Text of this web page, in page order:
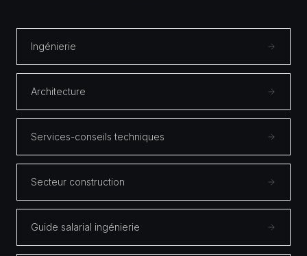
Ingénierie
Architecture
Services-conseils techniques
Secteur construction
Guide salarial ingénierie